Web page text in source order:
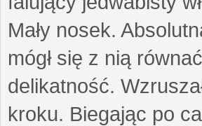
Mały nosek.
mógł się z nią
delikatność.
kroku. Biegając po